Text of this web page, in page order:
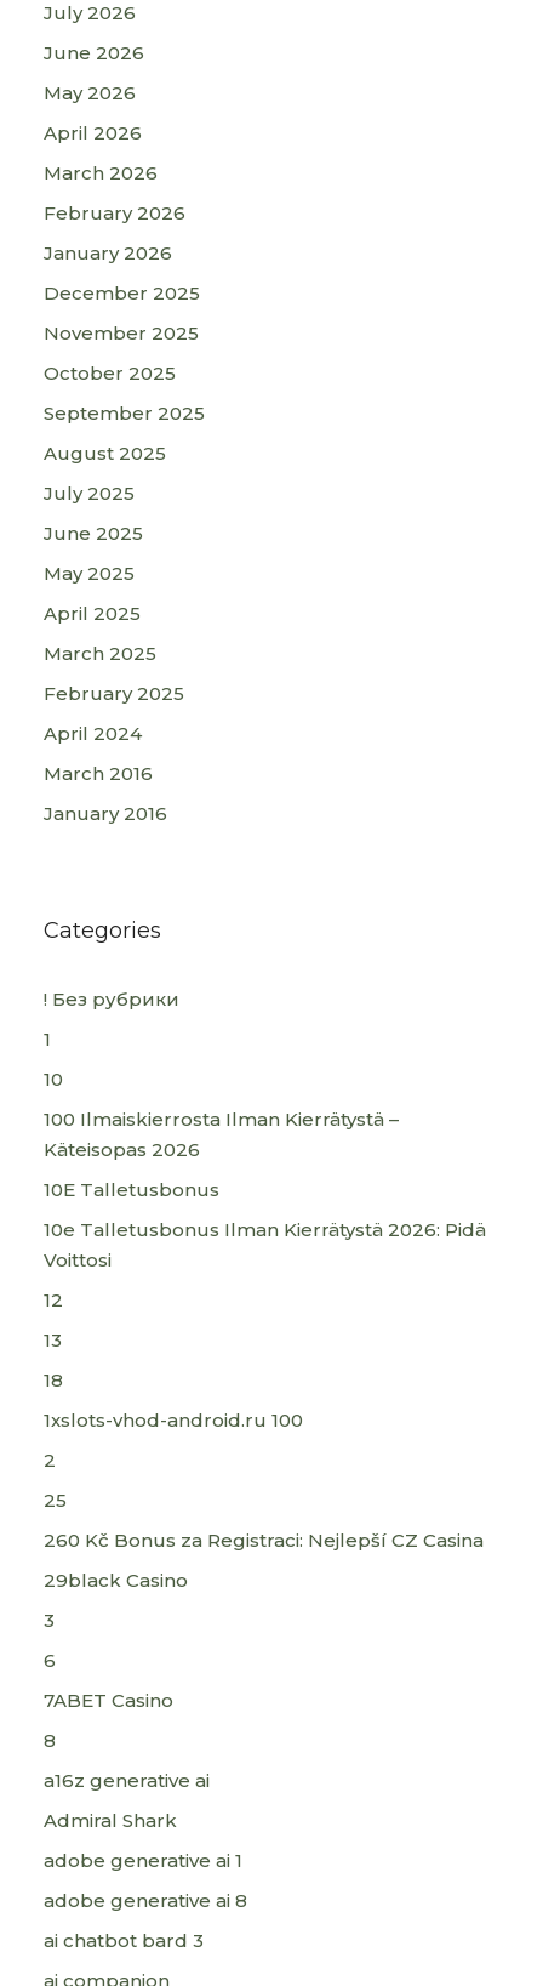
July 2026
June 2026
May 2026
April 2026
March 2026
February 2026
January 2026
December 2025
November 2025
October 2025
September 2025
August 2025
July 2025
June 2025
May 2025
April 2025
March 2025
February 2025
April 2024
March 2016
January 2016
Categories
! Без рубрики
1
10
100 Ilmaiskierrosta Ilman Kierrätystä –
Käteisopas 2026
10E Talletusbonus
10e Talletusbonus Ilman Kierrätystä 2026: Pidä
Voittosi
12
13
18
1xslots-vhod-android.ru 100
2
25
260 Kč Bonus za Registraci: Nejlepší CZ Casina
29black Casino
3
6
7ABET Casino
8
a16z generative ai
Admiral Shark
adobe generative ai 1
adobe generative ai 8
ai chatbot bard 3
ai companion